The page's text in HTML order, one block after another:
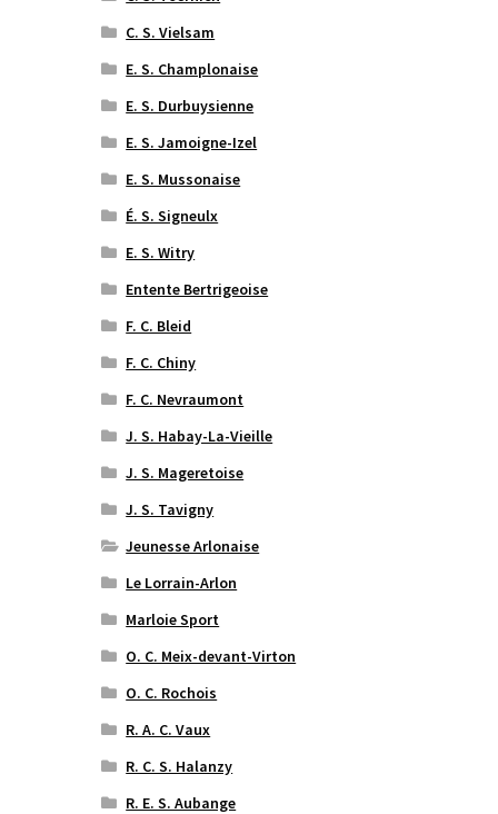
C. S. Vielsam
E. S. Champlonaise
E. S. Durbuysienne
E. S. Jamoigne-Izel
E. S. Mussonaise
É. S. Signeulx
E. S. Witry
Entente Bertrigeoise
F. C. Bleid
F. C. Chiny
F. C. Nevraumont
J. S. Habay-La-Vieille
J. S. Mageretoise
J. S. Tavigny
Jeunesse Arlonaise
Le Lorrain-Arlon
Marloie Sport
O. C. Meix-devant-Virton
O. C. Rochois
R. A. C. Vaux
R. C. S. Halanzy
R. E. S. Aubange